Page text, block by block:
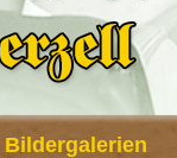
Bildergalerien